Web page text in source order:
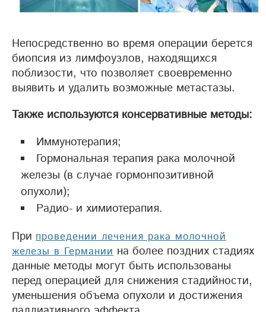
Непосредственно во время операции берется
биопсия из лимфоузлов, находящихся
поблизости, что позволяет своевременно
выявить и удалить возможные метастазы.
Также используются консервативные методы:
Иммунотерапия;
Гормональная терапия рака молочной
железы (в случае гормонпозитивной
опухоли);
Радио- и химиотерапия.
При проведении лечения рака молочной
железы в Германии на более поздних стадиях
данные методы могут быть использованы
перед операцией для снижения стадийности,
уменьшения объема опухоли и достижения